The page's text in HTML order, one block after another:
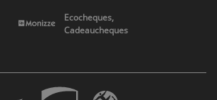
Ecocheques,
Cadeaucheques